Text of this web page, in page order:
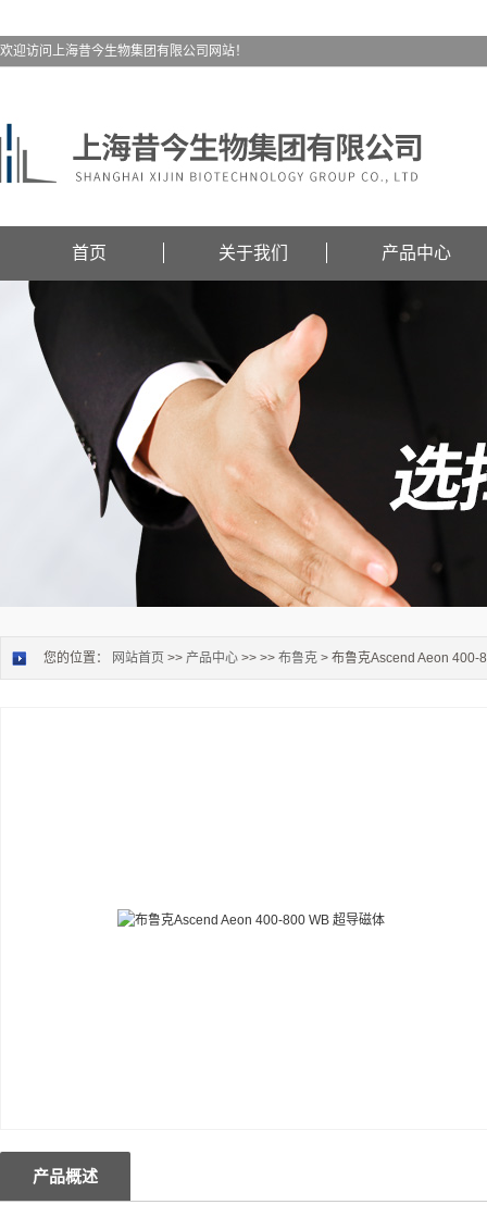
欢迎访问上海昔今生物集团有限公司网站！
首页 关于我们 产品中心
您的位置： 网站首页 >> 产品中心 >> >> 布鲁克 > 布鲁克Ascend Aeon 400-
产品概述